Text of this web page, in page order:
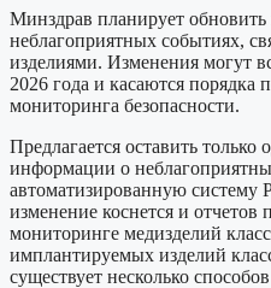
Минздрав планирует
неблагоприятных событиях,
изделиями. Изменения могут
2026 года и касаются порядка
мониторинга безопасности.
Предлагается оставить только
информации о
автоматизированную систему
изменение коснется и
мониторинге медизделий
имплантируемых изделий
существует несколько